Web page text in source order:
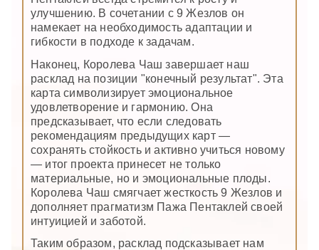
улучшению. В сочетании с 9 Жезлов он
намекает на необходимость адаптации и
гибкости в подходе к задачам.
Наконец, Королева Чаш завершает наш
расклад на позиции "конечный результат". Эта
карта символизирует эмоциональное
удовлетворение и гармонию. Она
предсказывает, что если следовать
рекомендациям предыдущих карт —
сохранять стойкость и активно учиться новому
— итог проекта принесет не только
материальные, но и эмоциональные плоды.
Королева Чаш смягчает жесткость 9 Жезлов и
дополняет прагматизм Пажа Пентаклей своей
интуицией и заботой.
Таким образом, расклад подсказывает нам